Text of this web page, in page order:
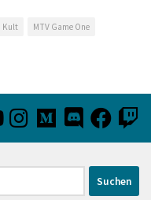
Kult
MTV Game One